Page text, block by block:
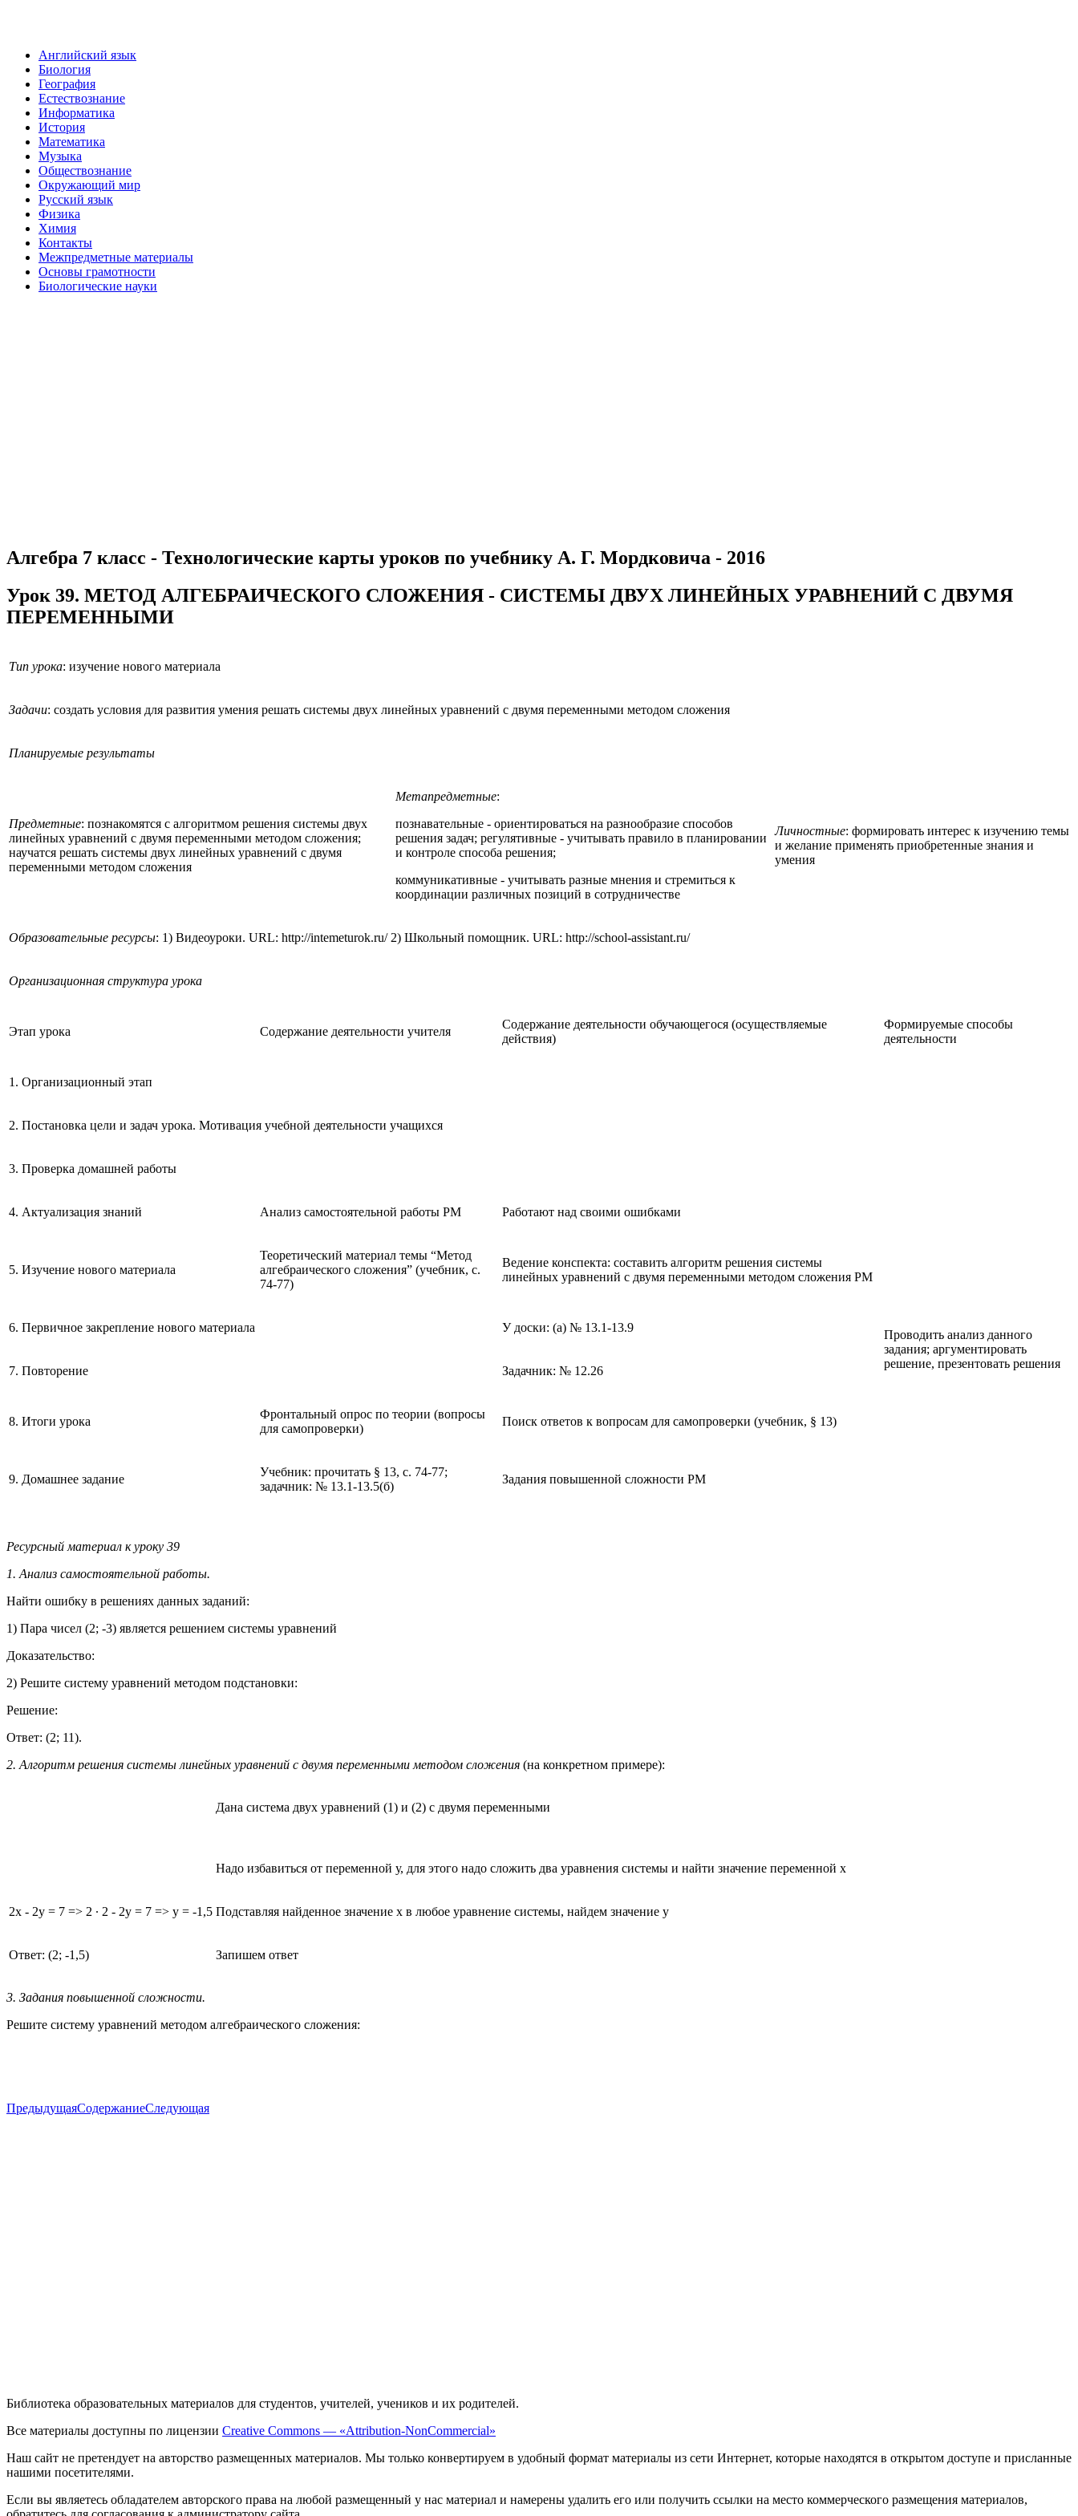
Английский язык
Биология
География
Естествознание
Информатика
История
Математика
Музыка
Обществознание
Окружающий мир
Русский язык
Физика
Химия
Контакты
Межпредметные материалы
Основы грамотности
Биологические науки
Алгебра 7 класс - Технологические карты уроков по учебнику А. Г. Мордковича - 2016
Урок 39. МЕТОД АЛГЕБРАИЧЕСКОГО СЛОЖЕНИЯ - СИСТЕМЫ ДВУХ ЛИНЕЙНЫХ УРАВНЕНИЙ С ДВУМЯ
ПЕРЕМЕННЫМИ
Тип урока: изучение нового материала
Задачи: создать условия для развития умения решать системы двух линейных уравнений с двумя переменными методом сложения
Планируемые результаты
Предметные: познакомятся с алгоритмом решения системы двух
линейных уравнений с двумя переменными методом сложения;
научатся решать системы двух линейных уравнений с двумя
переменными методом сложения
Метапредметные:
познавательные - ориентироваться на разнообразие способов
решения задач; регулятивные - учитывать правило в планировании
и контроле способа решения;
коммуникативные - учитывать разные мнения и стремиться к
координации различных позиций в сотрудничестве
Личностные: формировать интерес к изучению темы
и желание применять приобретенные знания и
умения
Образовательные ресурсы: 1) Видеоуроки. URL: http://intemeturok.ru/ 2) Школьный помощник. URL: http://school-assistant.ru/
Организационная структура урока
Этап урока Содержание деятельности учителя
Содержание деятельности обучающегося (осуществляемые
действия)
Формируемые способы
деятельности
1. Организационный этап
2. Постановка цели и задач урока. Мотивация учебной деятельности учащихся
3. Проверка домашней работы
4. Актуализация знаний Анализ самостоятельной работы РМ Работают над своими ошибками
Проводить анализ данного
задания; аргументировать
решение, презентовать решения
5. Изучение нового материала
Теоретический материал темы “Метод
алгебраического сложения” (учебник, с.
74-77)
Ведение конспекта: составить алгоритм решения системы
линейных уравнений с двумя переменными методом сложения РМ
6. Первичное закрепление нового материала У доски: (а) № 13.1-13.9
7. Повторение Задачник: № 12.26
8. Итоги урока
Фронтальный опрос по теории (вопросы
для самопроверки)
Поиск ответов к вопросам для самопроверки (учебник, § 13)
9. Домашнее задание
Учебник: прочитать § 13, с. 74-77;
задачник: № 13.1-13.5(б)
Задания повышенной сложности РМ
Ресурсный материал к уроку 39
1. Анализ самостоятельной работы.
Найти ошибку в решениях данных заданий:
1) Пара чисел (2; -3) является решением системы уравнений
Доказательство:
2) Решите систему уравнений методом подстановки:
Решение:
Ответ: (2; 11).
2. Алгоритм решения системы линейных уравнений с двумя переменными методом сложения (на конкретном примере):
Дана система двух уравнений (1) и (2) с двумя переменными
Надо избавиться от переменной у, для этого надо сложить два уравнения системы и найти значение переменной x
2х - 2у = 7 => 2 ∙ 2 - 2у = 7 => у = -1,5 Подставляя найденное значение х в любое уравнение системы, найдем значение y
Ответ: (2; -1,5) Запишем ответ
3. Задания повышенной сложности.
Решите систему уравнений методом алгебраического сложения:
ПредыдущаяСодержаниеСледующая
Библиотека образовательных материалов для студентов, учителей, учеников и их родителей.
Все материалы доступны по лицензии Creative Commons — «Attribution-NonCommercial»
Наш сайт не претендует на авторство размещенных материалов. Мы только конвертируем в удобный формат материалы из сети Интернет, которые находятся в открытом доступе и присланные
нашими посетителями.
Если вы являетесь обладателем авторского права на любой размещенный у нас материал и намерены удалить его или получить ссылки на место коммерческого размещения материалов,